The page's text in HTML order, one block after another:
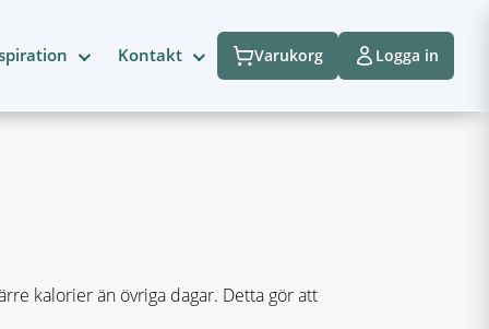
Kontakt Varukorg Logga in
kalorier än övriga dagar. Detta gör att